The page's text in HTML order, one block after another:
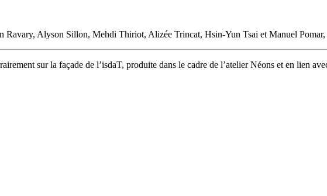
Alyson Sillon, Mehdi Thiriot, Alizée Trincat, Hsin-Yun Tsai et Manuel
sur la façade de l’isdaT, produite dans le cadre de l’atelier Néons et en lien